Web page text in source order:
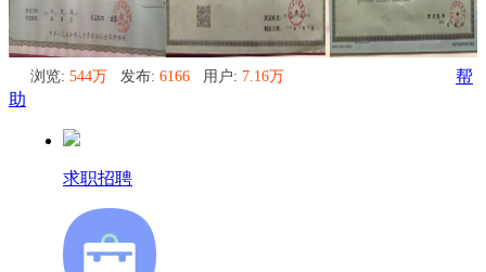
浏览: 544万 发布: 6166 用户: 7.16万
帮
助
求职招聘